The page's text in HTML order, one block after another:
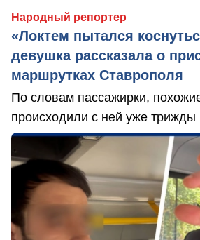
Народный репортер
«Локтем пытался
девушка рассказала о
маршрутках Ставрополя
По словам пассажирки,
происходили с ней уже трижды